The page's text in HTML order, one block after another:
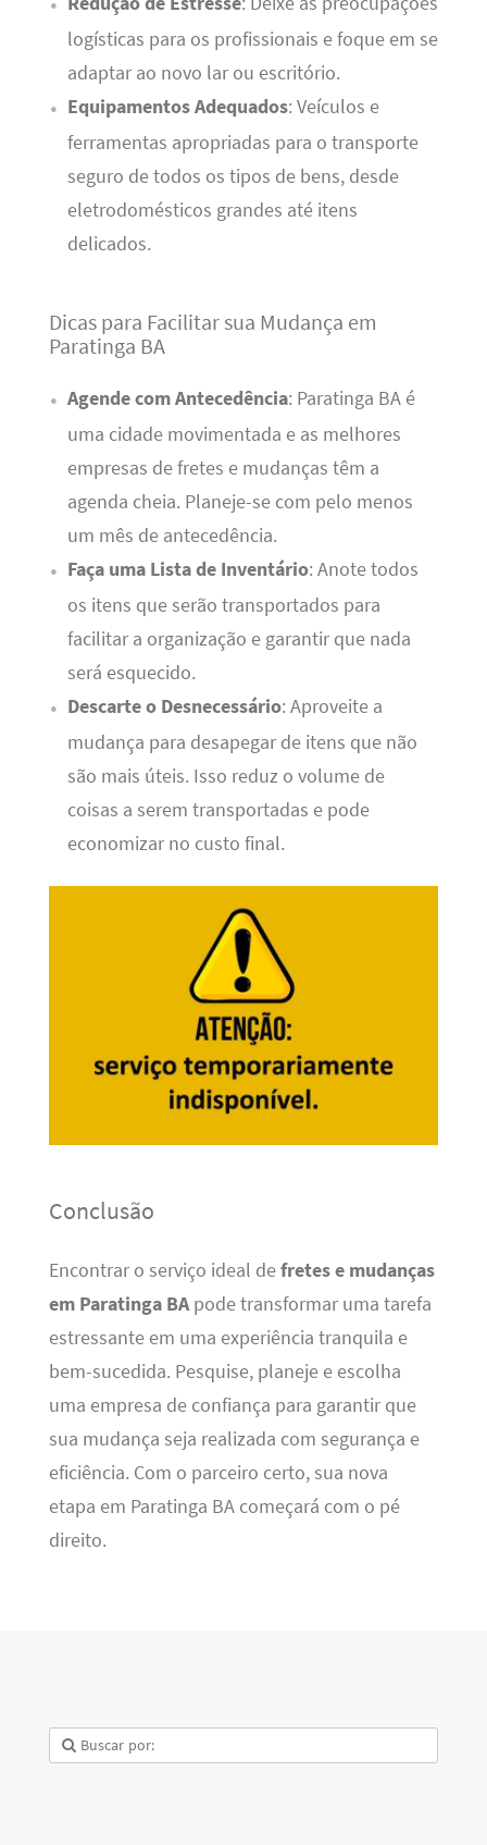
logísticas para os profissionais e foque em se
adaptar ao novo lar ou escritório.
Equipamentos Adequados: Veículos e
ferramentas apropriadas para o transporte
seguro de todos os tipos de bens, desde
eletrodomésticos grandes até itens
delicados.
Dicas para Facilitar sua Mudança em
Paratinga BA
Agende com Antecedência: Paratinga BA é
uma cidade movimentada e as melhores
empresas de fretes e mudanças têm a
agenda cheia. Planeje-se com pelo menos
um mês de antecedência.
Faça uma Lista de Inventário: Anote todos
os itens que serão transportados para
facilitar a organização e garantir que nada
será esquecido.
Descarte o Desnecessário: Aproveite a
mudança para desapegar de itens que não
são mais úteis. Isso reduz o volume de
coisas a serem transportadas e pode
economizar no custo final.
Conclusão
Encontrar o serviço ideal defretes e mudanças
em Paratinga BApode transformar uma tarefa
estressante em uma experiência tranquila e
bem-sucedida. Pesquise, planeje e escolha
uma empresa de confiança para garantir que
sua mudança seja realizada com segurança e
eficiência. Com o parceiro certo, sua nova
etapa em Paratinga BA começará com o pé
direito.